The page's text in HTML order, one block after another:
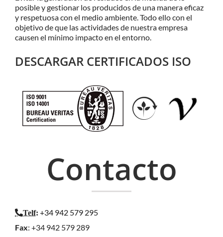
posible y gestionar los producidos de una manera eficaz
y respetuosa con el medio ambiente. Todo ello con el
objetivo de que las actividades de nuestra empresa
causen el mínimo impacto en el entorno.
DESCARGAR CERTIFICADOS ISO
Contacto
Telf: +34 942 579 295
Fax: +34 942 579 289